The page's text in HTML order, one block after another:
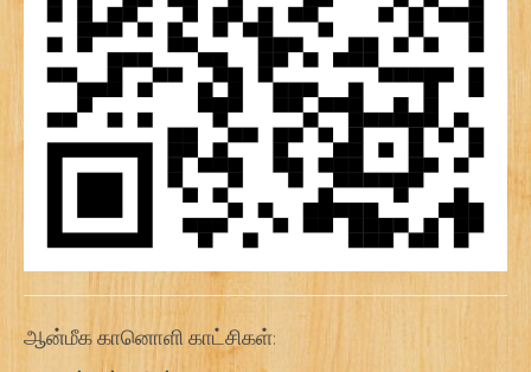
ஆன்மீக கானொளி காட்சிகள்: